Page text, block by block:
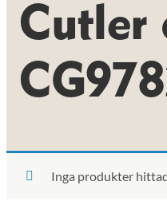
Cutler
Inga produkter